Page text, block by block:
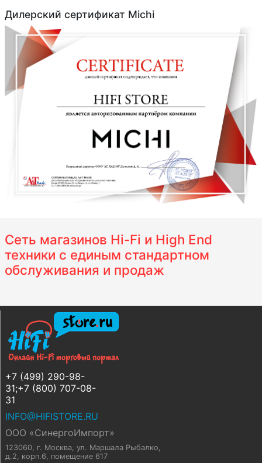
Дилерский сертификат Michi
Сеть магазинов Hi-Fi и High End
техники с единым стандартном
обслуживания и продаж
+7 (499) 290-98-
31;+7 (800) 707-08-
31
INFO@HIFISTORE.RU
ООО «СинергоИмпорт»
123060, г. Москва ул. Маршала Рыбалко,
д.2, корп.6, помещение 617